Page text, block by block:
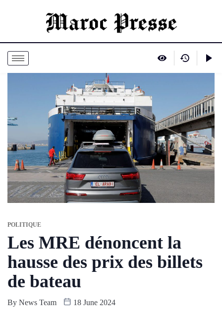
POLITIQUE
Les MRE dénoncent la
hausse des prix des billets
de bateau
By News Team 18 June 2024